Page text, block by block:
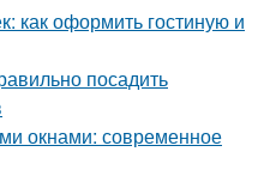
как оформить гостиную и
посадить
окнами: современное